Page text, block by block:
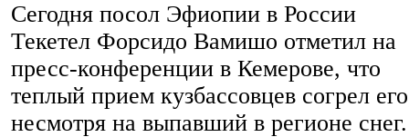
Сегодня посол Эфиопии в России
Текетел Форсидо Вамишо отметил на
пресс-конференции в Кемерове, что
теплый прием кузбассовцев согрел
несмотря на выпавший в регионе снег.